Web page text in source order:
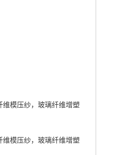
模压纱，玻璃纤维增塑
模压纱，玻璃纤维增塑